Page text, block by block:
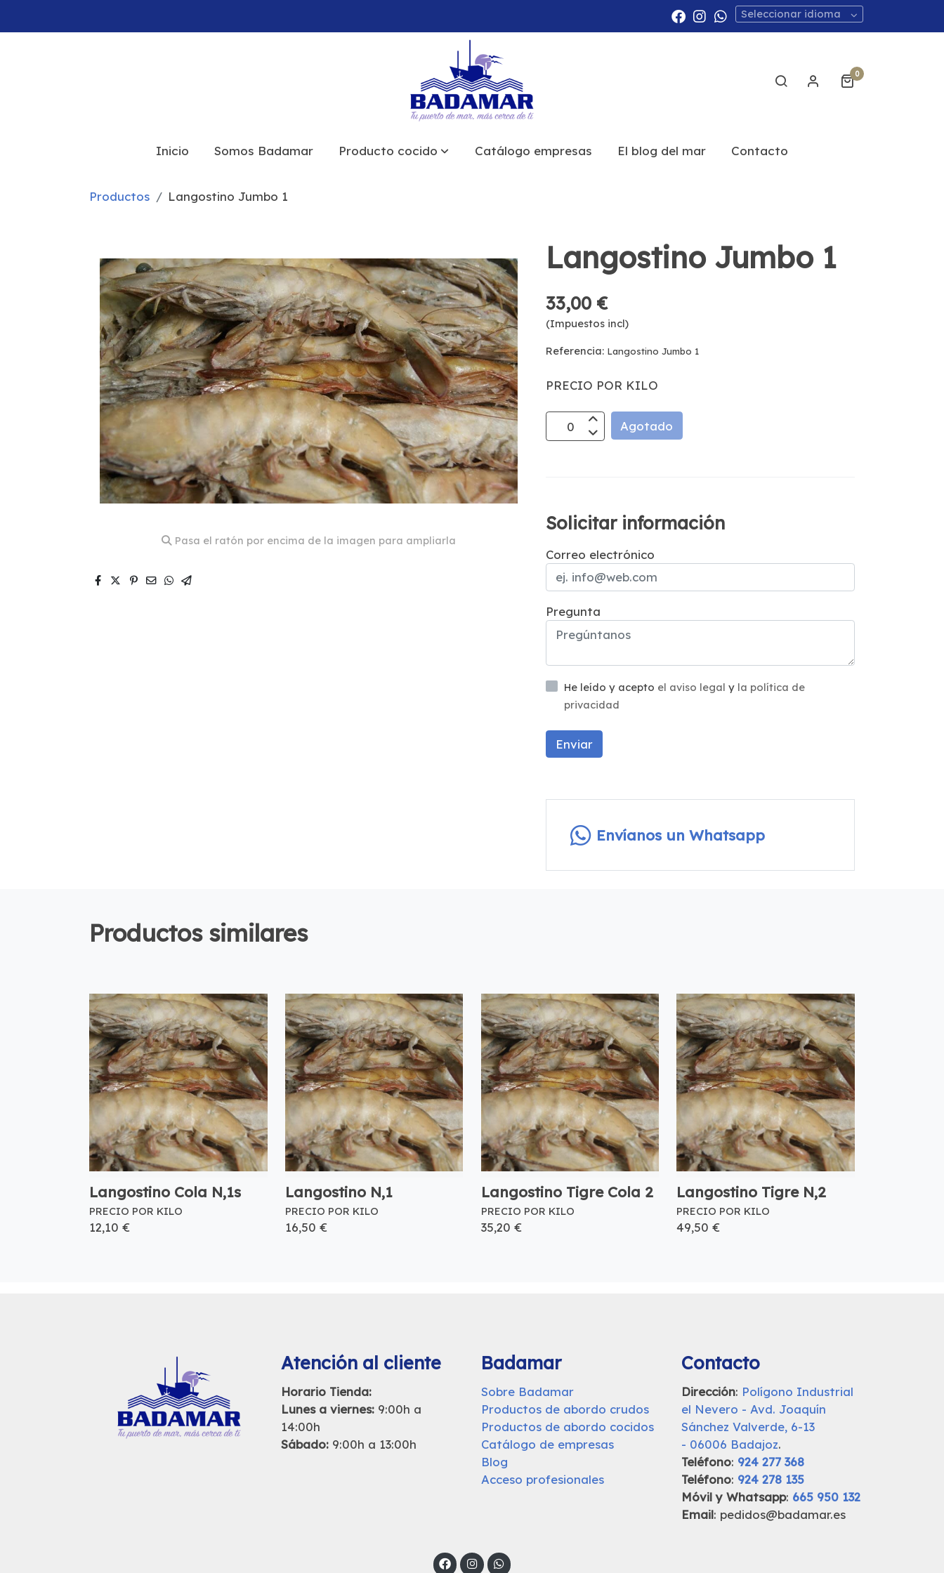
Seleccionar idioma
0
Inicio Somos Badamar Producto cocido Catálogo empresas El blog del mar Contacto
Productos Langostino Jumbo 1
Pasa el ratón por encima de la imagen para ampliarla
Langostino Jumbo 1
33,00 €
(Impuestos incl)
Referencia: Langostino Jumbo 1
PRECIO POR KILO
Agotado
Solicitar información
Correo electrónico
Pregunta
He leído y acepto el aviso legal y la política de
privacidad
Enviar
Envíanos un Whatsapp
Productos similares
Langostino Cola N,1s
PRECIO POR KILO
12,10 €
Langostino N,1
PRECIO POR KILO
16,50 €
Langostino Tigre Cola 2
PRECIO POR KILO
35,20 €
Langostino Tigre N,2
PRECIO POR KILO
49,50 €
Atención al cliente
Horario Tienda:
Lunes a viernes:9:00h a
14:00h
Sábado: 9:00h a 13:00h
Badamar
Sobre Badamar
Productos de abordo crudos
Productos de abordo cocidos
Catálogo de empresas
Blog
Acceso profesionales
Contacto
Dirección: Polígono Industrial
el Nevero - Avd. Joaquín
Sánchez Valverde, 6-13
- 06006 Badajoz.
Teléfono: 924 277 368
Teléfono: 924 278 135
Móvil y Whatsapp: 665 950 132
Email: pedidos@badamar.es